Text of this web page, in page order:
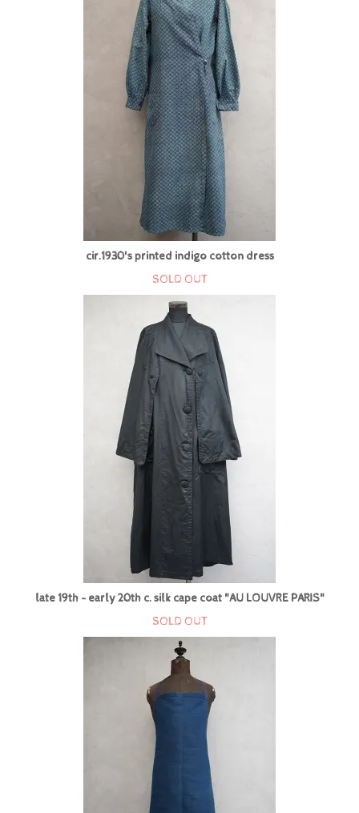
cir.1930's printed indigo cotton dress
SOLD OUT
late 19th - early 20th c. silk cape coat "AU LOUVRE PARIS"
SOLD OUT